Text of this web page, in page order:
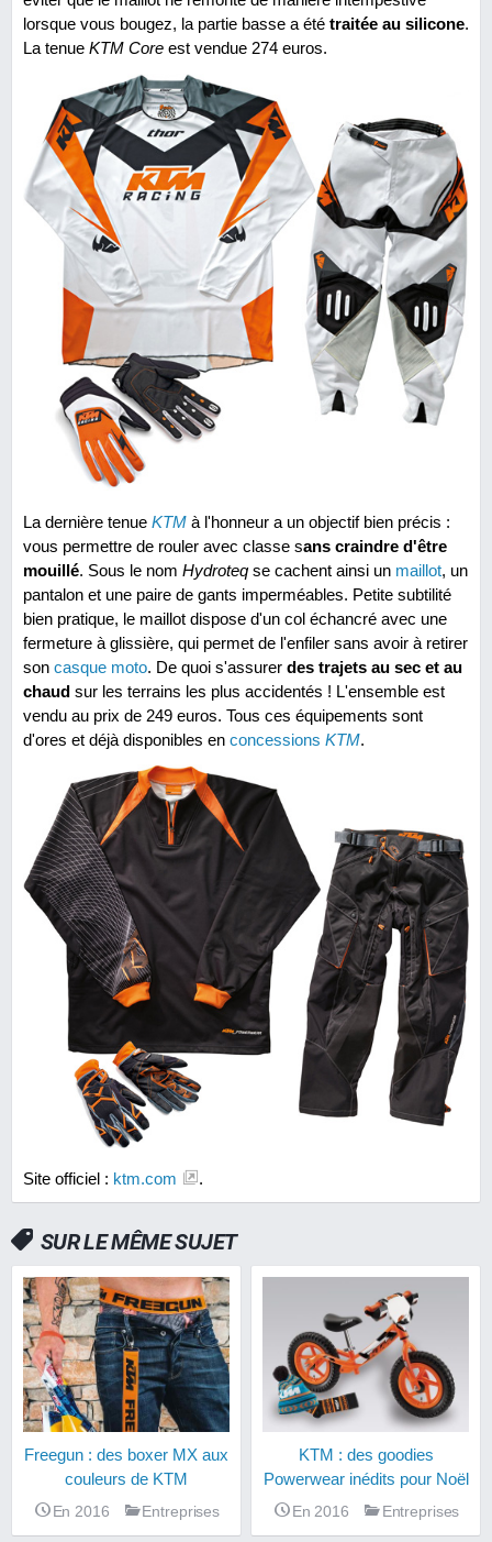
lorsque vous bougez, la partie basse a été traitée au silicone.
La tenue KTM Core est vendue 274 euros.
La dernière tenue KTM à l'honneur a un objectif bien précis :
vous permettre de rouler avec classe sans craindre d'être
mouillé. Sous le nom Hydroteqse cachent ainsi un maillot, un
pantalon et une paire de gants imperméables. Petite subtilité
bien pratique, le maillot dispose d'un col échancré avec une
fermeture à glissière, qui permet de l'enfiler sans avoir à retirer
son casque moto. De quoi s'assurer des trajets au sec et au
chaud sur les terrains les plus accidentés ! L'ensemble est
vendu au prix de 249 euros. Tous ces équipements sont
d'ores et déjà disponibles en concessions KTM.
Site officiel : ktm.com .
SUR LE MÊME SUJET
Freegun : des boxer MX aux
couleurs de KTM
En 2016 Entreprises
KTM : des goodies
Powerwear inédits pour Noël
En 2016 Entreprises